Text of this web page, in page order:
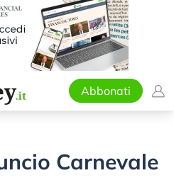
Abbonati
Carnevale